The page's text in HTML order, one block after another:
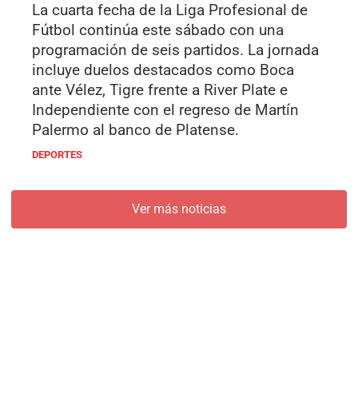
La cuarta fecha de la Liga Profesional de
Fútbol continúa este sábado con una
programación de seis partidos. La jornada
incluye duelos destacados como Boca
ante Vélez, Tigre frente a River Plate e
Independiente con el regreso de Martín
Palermo al banco de Platense.
DEPORTES
Ver más noticias